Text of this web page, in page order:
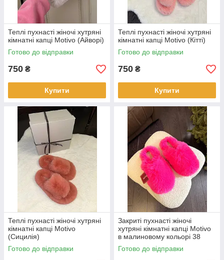
Теплі пухнасті жіночі хутряні
кімнатні капці Motivo (Айворі)
Готово до відправки
750 ₴
Купити
Теплі пухнасті жіночі хутряні
кімнатні капці Motivo (Кітті)
Готово до відправки
750 ₴
Купити
Теплі пухнасті жіночі хутряні
кімнатні капці Motivo
(Сицилія)
Готово до відправки
Закриті пухнасті жіночі
хутряні кімнатні капці Motivo
в малиновому кольорі 38
розмір
Готово до відправки